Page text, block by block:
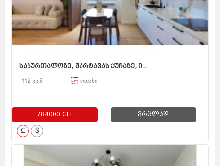
საბურთალოზე, შარტავას ქუჩაზე, ი...
112 კვ.მ ოთახი
784000 GEL ვრცლად
₾ $